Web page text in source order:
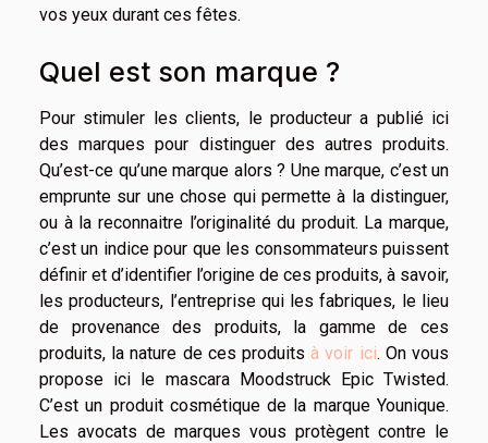
vos yeux durant ces fêtes.
Quel est son marque ?
Pour stimuler les clients, le producteur a publié ici
des marques pour distinguer des autres produits.
Qu’est-ce qu’une marque alors ? Une marque, c’est un
emprunte sur une chose qui permette à la distinguer,
ou à la reconnaitre l’originalité du produit. La marque,
c’est un indice pour que les consommateurs puissent
définir et d’identifier l’origine de ces produits, à savoir,
les producteurs, l’entreprise qui les fabriques, le lieu
de provenance des produits, la gamme de ces
produits, la nature de ces produitsà voir ici. On vous
propose ici le mascara Moodstruck Epic Twisted.
C’est un produit cosmétique de la marque Younique.
Les avocats de marques vous protègent contre le